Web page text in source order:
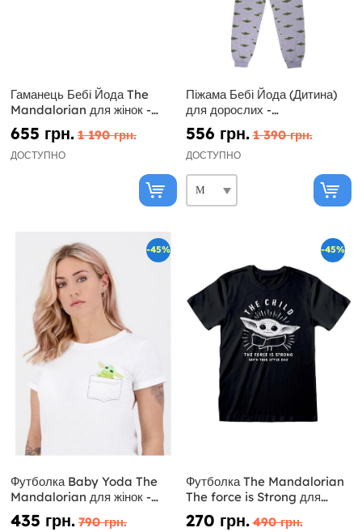
Гаманець Бебі Йода The
Mandalorian для жінок -
Зоряні війни
655 грн. 1 190 грн.
ДОСТУПНО
Піжама Бебі Йода (Дитина)
для дорослих -
Мандалорець
556 грн. 1 390 грн.
ДОСТУПНО
-45%
Футболка Baby Yoda The
Mandalorian для жінок -
Зоряні війни
435 грн. 790 грн.
-45%
Футболка The Mandalorian
The force is Strong для
дорослих - Star Wars
270 грн. 490 грн.